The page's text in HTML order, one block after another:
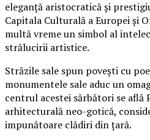
eleganță aristocratică și
Capitala Culturală a Europei și
multă vreme un simbol al
strălucirii artistice.
Străzile sale spun povești cu
monumentele sale aduc un
centrul acestei sărbători se
arhitecturală neo-gotică,
impunătoare clădiri din țară.